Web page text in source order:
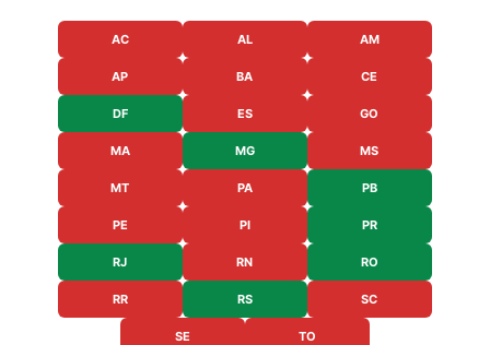
AC AL AM
AP BA CE
DF ES GO
MA MG MS
MT PA PB
PE PI PR
RJ RN RO
RR RS SC
SE TO